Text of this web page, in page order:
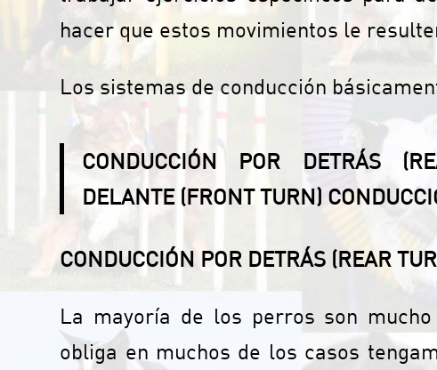
hacer que estos movimientos le
Los sistemas de conducción
CONDUCCIÓN POR DETRÁS
DELANTE (FRONT TURN)
CONDUCCIÓN POR DETRÁS (REAR
La mayoría de los perros son
obliga en muchos de los casos